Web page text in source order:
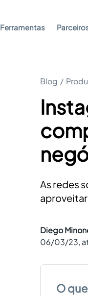
Ferramentas
Blog /
As redes
Diego
06/03/23,
O